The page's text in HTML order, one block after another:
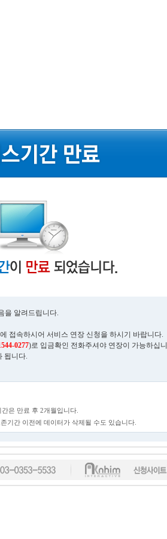
을 알려드립니다.
에 접속하시어 서비스 연장 신청을 하시기 바랍니다.
0277)로 입금확인 전화주셔야 연장이 가능하십
됩니다.
은 만료 후 2개월입니다.
기간 이전에 데이터가 삭제될 수도 있습니다.